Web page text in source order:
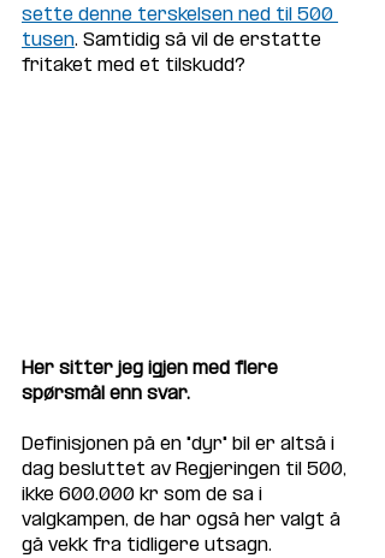
sette denne terskelsen ned til 500
tusen. Samtidig så vil de erstatte
fritaket med et tilskudd?
Her sitter jeg igjen med flere
spørsmål enn svar.
Definisjonen på en "dyr" bil er altså i
dag besluttet av Regjeringen til 500,
ikke 600.000 kr som de sa i
valgkampen, de har også her valgt å
gå vekk fra tidligere utsagn.